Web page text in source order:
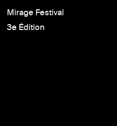
Mirage Festival
3e Édition